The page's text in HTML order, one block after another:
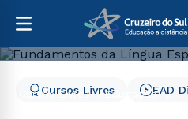
Cursos Livres
Educação
Cursos Livres EAD